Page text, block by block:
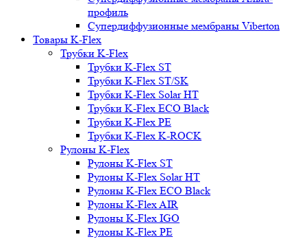
профиль
Супердиффузионные мембраны Viberton
Товары K-Flex
Трубки K-Flex
Трубки K-Flex ST
Трубки K-Flex ST/SK
Трубки K-Flex Solar HT
Трубки K-Flex ECO Black
Трубки K-Flex PE
Трубки K-Flex K-ROCK
Рулоны K-Flex
Рулоны K-Flex ST
Рулоны K-Flex Solar HT
Рулоны K-Flex ECO Black
Рулоны K-Flex AIR
Рулоны K-Flex IGO
Рулоны K-Flex PE